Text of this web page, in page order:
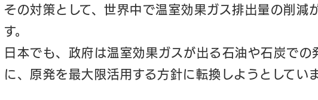
その対策として、世界中で温室効果ガス排出量の削減
す。
日本でも、政府は温室効果ガスが出る石油や石炭での
に、原発を最大限活用する方針に転換しようとしていま